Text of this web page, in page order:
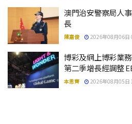
澳門治安警察局人
長
陳嘉俊 2026年08月06日
博彩及網上博彩業
第二季增長經調整
本思齊 2026年08月05日